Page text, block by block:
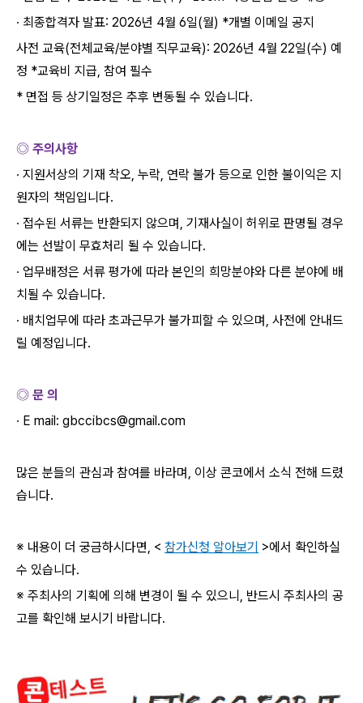
∙ 최종합격자 발표: 2026년 4월 6일(월) *개별 이메일 공지
사전 교육(전체교육/분야별 직무교육): 2026년 4월 22일(수) 예
정 *교육비 지급, 참여 필수
* 면접 등 상기일정은 추후 변동될 수 있습니다.
◎ 주의사항
∙ 지원서상의 기재 착오, 누락, 연락 불가 등으로 인한 불이익은 지
원자의 책임입니다.
∙ 접수된 서류는 반환되지 않으며, 기재사실이 허위로 판명될 경우
에는 선발이 무효처리 될 수 있습니다.
∙ 업무배정은 서류 평가에 따라 본인의 희망분야와 다른 분야에 배
치될 수 있습니다.
∙ 배치업무에 따라 초과근무가 불가피할 수 있으며, 사전에 안내드
릴 예정입니다.
◎ 문 의
∙ E mail: gbccibcs@gmail.com
많은 분들의 관심과 참여를 바라며, 이상 콘코에서 소식 전해 드렸
습니다.
※ 내용이 더 궁금하시다면, < 참가신청 알아보기 >에서 확인하실
수 있습니다.
※ 주최사의 기획에 의해 변경이 될 수 있으니, 반드시 주최사의 공
고를 확인해 보시기 바랍니다.